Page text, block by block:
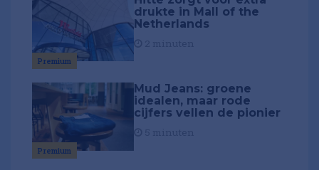
Premium
drukte in Mall of the
Netherlands
Premium
Mud Jeans: groene
idealen, maar rode
cijfers vellen de pionier